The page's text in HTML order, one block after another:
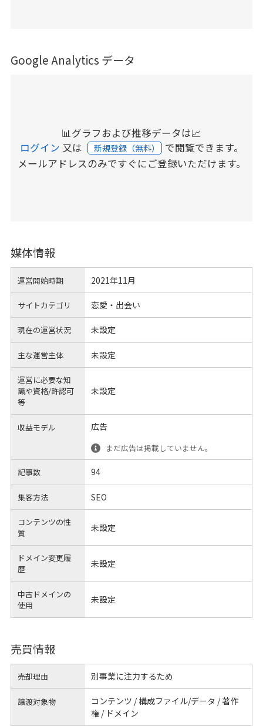
Google Analytics データ
📊グラフおよび推移データは📈
ログイン 又は 新規登録（無料） で閲覧できます。
メールアドレスのみですぐにご登録いただけます。
媒体情報
運営開始時期 2021年11月
サイトカテゴリ 恋愛・出会い
現在の運営状況 未設定
主な運営主体 未設定
運営に必要な知
識や資格/許認可
等
未設定
収益モデル 広告
まだ広告は掲載していません。
記事数 94
集客方法 SEO
コンテンツの性
質
未設定
ドメイン変更履
歴
未設定
中古ドメインの
使用
未設定
売買情報
売却理由 別事業に注力するため
譲渡対象物
コンテンツ / 構成ファイル/データ / 著作
権 / ドメイン